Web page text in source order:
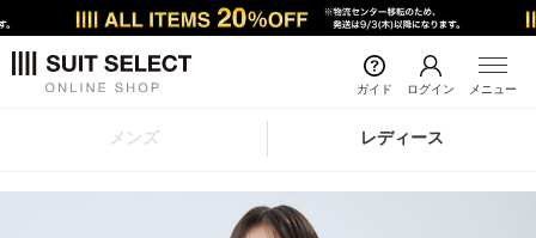
ガイド ログイン メニュー
メンズ レディース